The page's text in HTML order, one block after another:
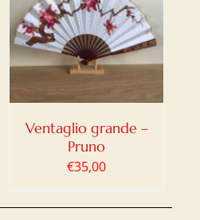
Ventaglio grande –
Pruno
€35,00